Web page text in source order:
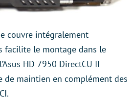
couvre intégralement
facilite le montage dans le
HD 7950 DirectCU II
de maintien en complément des